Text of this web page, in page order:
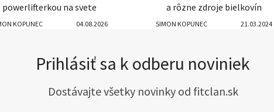
powerlifterkou na svete
KOPUNEC 04.08.2026
a rôzne zdroje bielkovín
SIMON KOPUNEC 21.03.2024
Prihlásiť sa k odberu noviniek
Dostávajte všetky novinky od fitclan.sk